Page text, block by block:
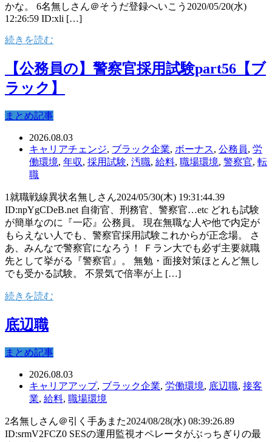
かな。 6名無しさん＠そうだ登録へいこう2020/05/20(水)
12:26:59 ID:xli […]
続きを読む
【公務員の】警察官採用試験part56【ブ
ラック】
まとめ記事
2026.08.03
キャリアチェンジ, ブラック企業, ボーナス, 公務員, 労
働環境, 年収, 採用試験, 汚職, 給料, 職場環境, 警察官, 転
職
1就職戦線異状名無しさん2024/05/30(木) 19:31:44.39
ID:npYgCDeB.net 自衛官、刑務官、警察官…etc どれも試験
が簡単なのに『一応』公務員。 現在無職な人や他で内定が
もらえない人でも、警察官採用試験これからが正念場。 さ
あ、みんなで警察官になろう！ Ｆラン大でも必ず主要就職
先として挙がる『警察官』。 無勉・面接対策ほとんど無し
でも受かる試験。 不景気で倍率が上 […]
続きを読む
底辺職
まとめ記事
2026.08.03
キャリアアップ, ブラック企業, 労働環境, 底辺職, 接客
業, 給料, 職場環境
2名無しさん＠引く手あまた2024/08/28(水) 08:39:26.89
ID:srmV2FCZ0 SESの運用監視オペレータがぶっちぎりの最